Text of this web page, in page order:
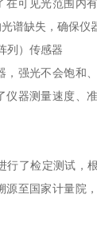
在可见光范围内
谱缺失，确保仪
列）传感器
，强光不会饱和
仪器测量速度、
行了检定测试，
源至国家计量院